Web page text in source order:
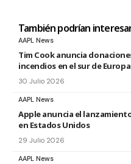
También podrían
AAPL News
Tim Cook anuncia
incendios en el sur de Europa
30 Julio 2026
AAPL News
Apple anuncia el
en Estados Unidos
29 Julio 2026
AAPL News